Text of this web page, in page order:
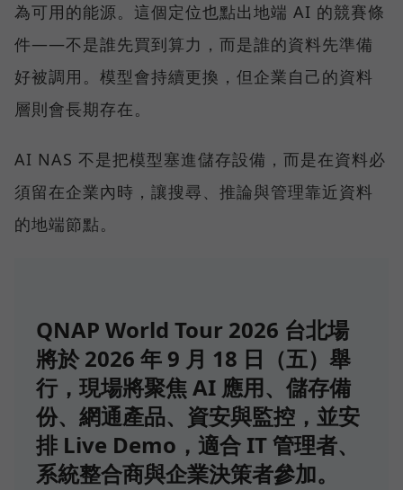
為可用的能源。這個定位也點出地端 AI 的競賽條
件——不是誰先買到算力，而是誰的資料先準備
好被調用。模型會持續更換，但企業自己的資料
層則會長期存在。
AI NAS 不是把模型塞進儲存設備，而是在資料必
須留在企業內時，讓搜尋、推論與管理靠近資料
的地端節點。
QNAP World Tour 2026 台北場
將於 2026 年 9 月 18 日（五）舉
行，現場將聚焦 AI 應用、儲存備
份、網通產品、資安與監控，並安
排 Live Demo，適合 IT 管理者、
系統整合商與企業決策者參加。